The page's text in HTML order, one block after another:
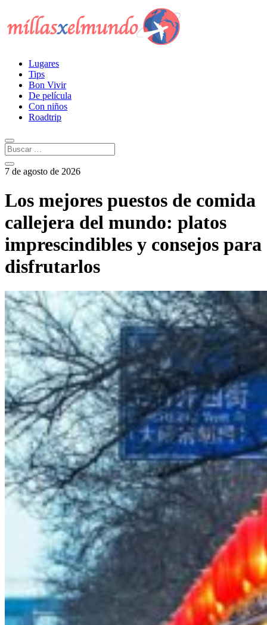
Lugares
Tips
Bon Vivir
De película
Con niños
Roadtrip
7 de agosto de 2026
Los mejores puestos de comida
callejera del mundo: platos
imprescindibles y consejos para
disfrutarlos